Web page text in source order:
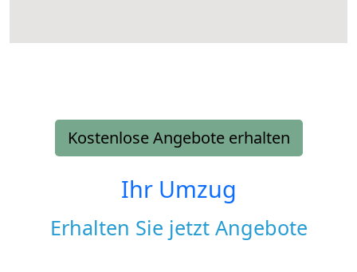
Kostenlose Angebote erhalten
Ihr Umzug
Erhalten Sie jetzt Angebote